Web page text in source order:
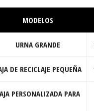
MODELOS
URNA GRANDE
DE RECICLAJE PEQUEÑA
PERSONALIZADA PARA